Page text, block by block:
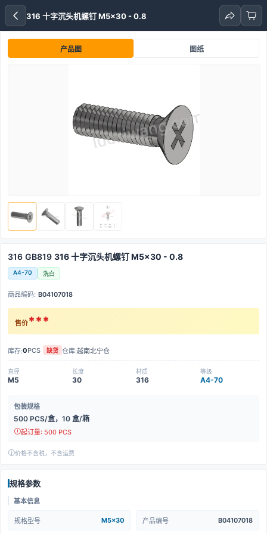
316 十字沉头机螺钉 M5x30 - 0.8
产品图 图纸
316 GB819 316 十字沉头机螺钉 M5x30 - 0.8
A4-70 洗白
商品编码: B04107018
售价***
库存:0PCS 缺货 仓库:越南北宁仓
直径
M5
长度
30
材质
316
等级
A4-70
包装规格
500 PCS/盒，10 盒/箱
起订量: 500 PCS
价格不含税，不含运费
规格参数
基本信息
规格型号 M5x30 产品编号 B04107018